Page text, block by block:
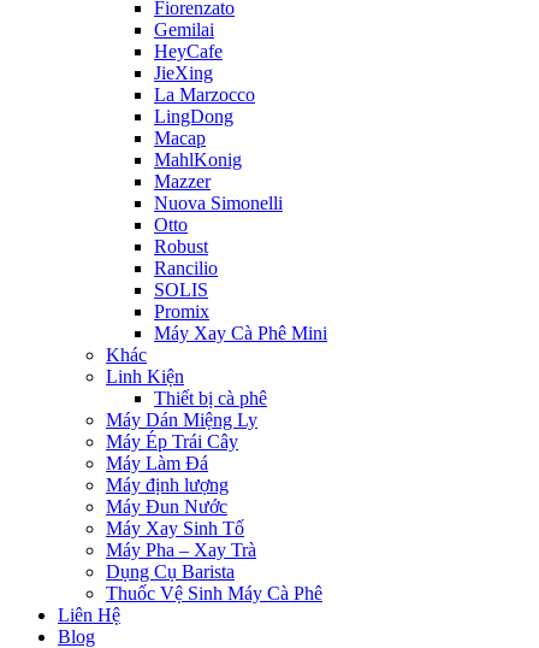
Fiorenzato
Gemilai
HeyCafe
JieXing
La Marzocco
LingDong
Macap
MahlKonig
Mazzer
Nuova Simonelli
Otto
Robust
Rancilio
SOLIS
Promix
Máy Xay Cà Phê Mini
Khác
Linh Kiện
Thiết bị cà phê
Máy Dán Miệng Ly
Máy Ép Trái Cây
Máy Làm Đá
Máy định lượng
Máy Đun Nước
Máy Xay Sinh Tố
Máy Pha – Xay Trà
Dụng Cụ Barista
Thuốc Vệ Sinh Máy Cà Phê
Liên Hệ
Blog